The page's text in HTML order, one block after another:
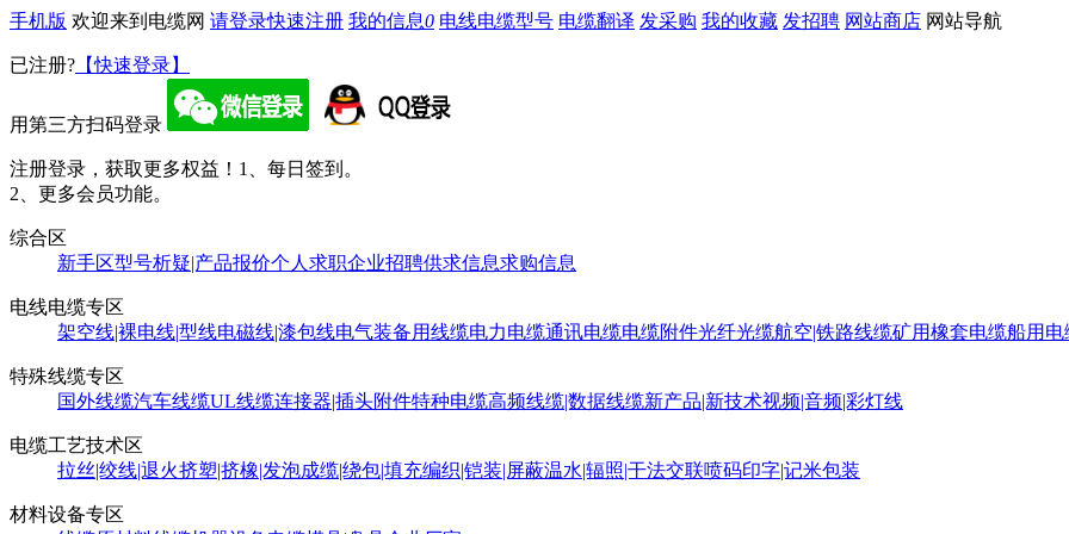
手机版 欢迎来到电缆网 请登录快速注册 我的信息0 电线电缆型号 电缆翻译 发采购 我的收藏 发招聘 网站商店 网站导航
已注册? 【快速登录】
用第三方扫码登录
注册登录，获取更多权益！ 1、每日签到。
2、更多会员功能。
综合区
新手区型号析疑|产品报价个人求职企业招聘供求信息求购信息
电线电缆专区
架空线|裸电线|型线电磁线|漆包线电气装备用线缆电力电缆通讯电缆电缆附件光纤光缆航空|铁路线缆矿用橡套电缆船用电
特殊线缆专区
国外线缆汽车线缆UL线缆连接器|插头附件特种电缆高频线缆|数据线缆新产品|新技术视频|音频|彩灯线
电缆工艺技术区
拉丝|绞线|退火挤塑|挤橡|发泡成缆|绕包|填充编织|铠装|屏蔽温水|辐照|干法交联喷码印字|记米包装
材料设备专区